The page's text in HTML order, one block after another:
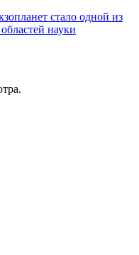
стало одной из
науки